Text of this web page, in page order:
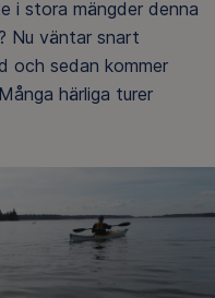
i stora mängder denna
Nu väntar snart
och sedan kommer
härliga turer